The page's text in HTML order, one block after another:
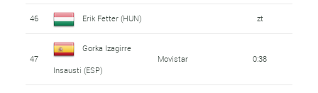
46 Erik Fetter (HUN) zt
47
Gorka Izagirre
Insausti (ESP)
Movistar 0:38